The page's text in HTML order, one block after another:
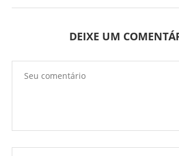
DEIXE UM